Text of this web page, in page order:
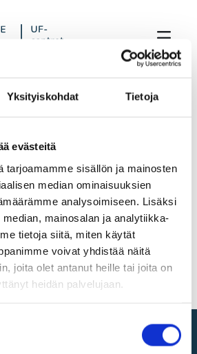
Yksityiskohdat Tietoja
evästeitä
tarjoamamme sisällön ja mainosten
median ominaisuuksien
analysoimiseen. Lisäksi
mainosalan ja analytiikka-
tietoja siitä, miten käytät
voivat yhdistää näitä
joita olet antanut heille tai joita on
heidän palvelujaan.
mars till april 2024
på finska